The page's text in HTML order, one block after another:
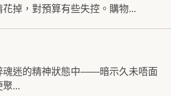
掉，對預算有些失控。購物...
魂迷的精神狀態中——暗示久未唔面
聚...